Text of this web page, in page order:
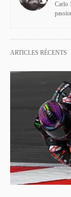
Carlo
ARTICLES RÉCENTS